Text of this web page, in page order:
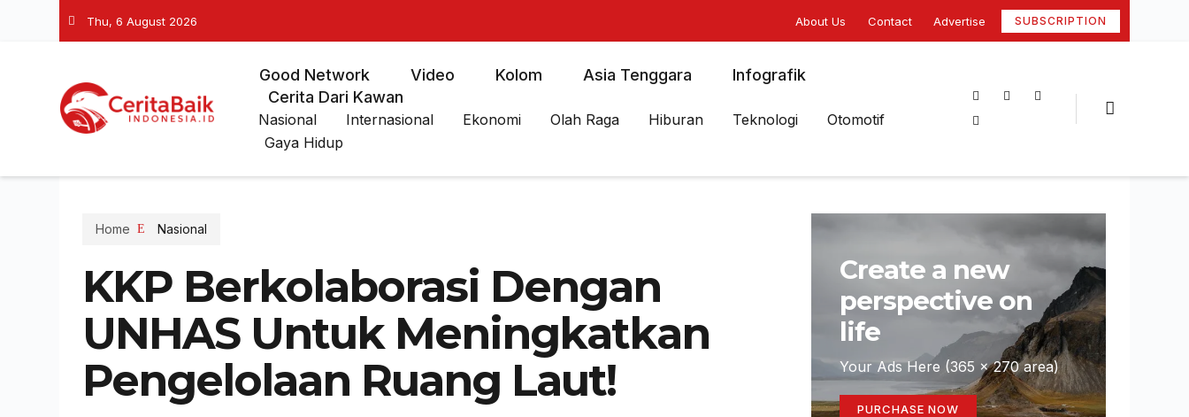
Thu, 6 August 2026 About Us Contact Advertise SUBSCRIPTION
Good Network Video Kolom Asia Tenggara
Infografik
Cerita Dari Kawan
Nasional Internasional Ekonomi Olah Raga Hiburan Teknologi
Otomotif
Gaya Hidup
Home Nasional
KKP Berkolaborasi Dengan
UNHAS Untuk Meningkatkan
Pengelolaan Ruang Laut!
Create a new
perspective on
life
Your Ads Here (365 x 270 area)
PURCHASE NOW